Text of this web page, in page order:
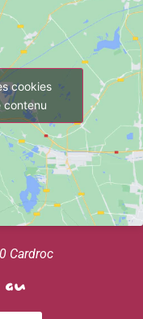
cookies
contenu
Cardroc